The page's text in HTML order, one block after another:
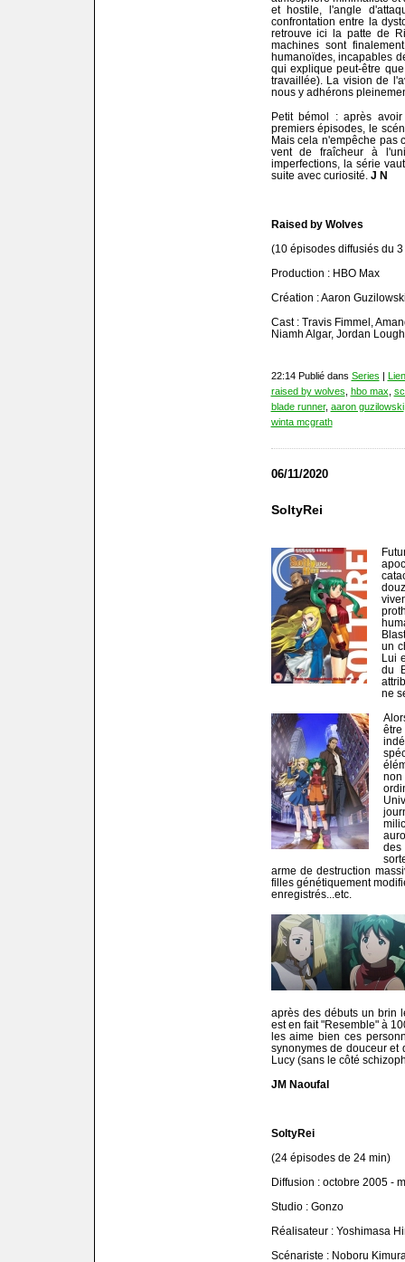
et hostile, l'angle
confrontation entre la
retrouve ici la patte de
machines sont
humanoïdes, incapables
qui explique peut-être
travaillée). La vision de
nous y adhérons
Petit bémol : après
premiers épisodes, le
Mais cela n'empêche pas
vent de fraîcheur à
imperfections, la série
suite avec curiosité. J N
Raised by Wolves
(10 épisodes diffusiés du
Production : HBO Max
Création : Aaron
Cast : Travis Fimmel,
Niamh Algar, Jordan
22:14 Publié dans Series |
raised by wolves hbo max
blade runner, aaron guzilowski
winta mcgrath
06/11/2020
SoltyRei
un
Lui
du
ne
non
arme de destruction
filles génétiquement
enregistrés...etc.
après des débuts un brin
est en fait "Resemble" à
les aime bien ces
synonymes de douceur et
Lucy (sans le côté
JM Naoufal
SoltyRei
(24 épisodes de 24 min)
Diffusion : octobre 2005 -
Studio : Gonzo
Réalisateur : Yoshimasa
Scénariste : Noboru